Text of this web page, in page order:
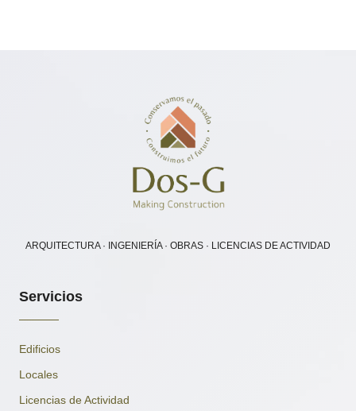
ARQUITECTURA · INGENIERÍA · OBRAS · LICENCIAS DE ACTIVIDAD
Servicios
Edificios
Locales
Licencias de Actividad